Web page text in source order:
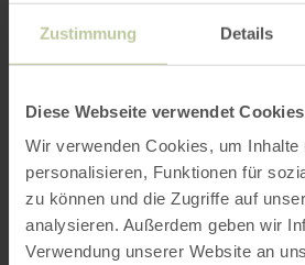
Zustimmung Details
Diese Webseite verwendet Cookies
Wir verwenden Cookies, um Inhalte
personalisieren, Funktionen für
zu können und die Zugriffe auf
analysieren. Außerdem geben wir
Verwendung unserer Website an